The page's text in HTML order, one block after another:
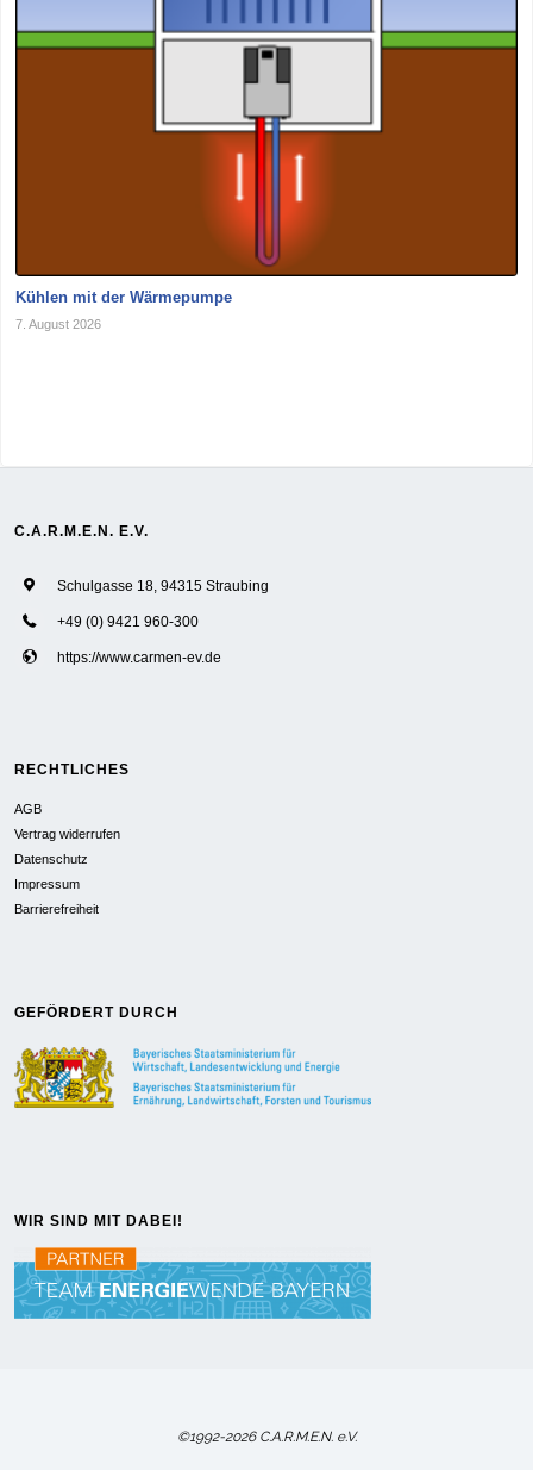
Kühlen mit der Wärmepumpe
7. August 2026
C.A.R.M.E.N. E.V.
Schulgasse 18, 94315 Straubing
+49 (0) 9421 960-300
https://www.carmen-ev.de
RECHTLICHES
AGB
Vertrag widerrufen
Datenschutz
Impressum
Barrierefreiheit
GEFÖRDERT DURCH
WIR SIND MIT DABEI!
©1992-2026 C.A.R.M.E.N. e.V.